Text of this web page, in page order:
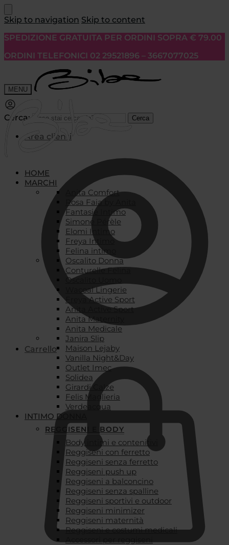
Skip to navigation Skip to content
SPEDIZIONE GRATUITA PER ORDINI SOPRA € 79.00
ORDINI TELEFONICI 02 29521896 – 3667077025
MENU
Cerca: Cerca
Area clienti
Carrello
HOME
MARCHI
Anita Comfort
Rosa Faia by Anita
Fantasie Intimo
Simone Pérèle
Elomi Intimo
Freya Intimo
Felina intimo
Oscalito Donna
Conturelle Felina
Oscalito Uomo
Wacoal Lingerie
Freya Active Sport
Anita Active Sport
Anita Maternity
Anita Medicale
Janira Slip
Maison Lejaby
Vanilla Night&Day
Outlet Imec
Solidea
Girardi Calze
Felis Maglieria
Verdeacqua
INTIMO DONNA
REGGISENI E BODY
Body intimi e contenitivi
Reggiseni con ferretto
Reggiseni senza ferretto
Reggiseni push up
Reggiseni a balconcino
Reggiseni senza spalline
Reggiseni sportivi e outdoor
Reggiseni minimizer
Reggiseni maternità
Reggiseni e costumi medicali
Accessori per reggiseni